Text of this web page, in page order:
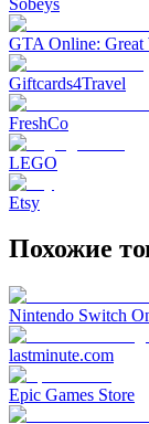
GTA Online: Great
Giftcards4Travel
FreshCo
LEGO
Etsy
Похожие
Nintendo Switch
lastminute.com
Epic Games Store